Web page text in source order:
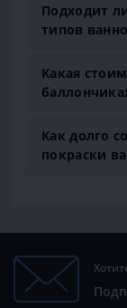
Подходит
типов
Какая
Как долго
покраски